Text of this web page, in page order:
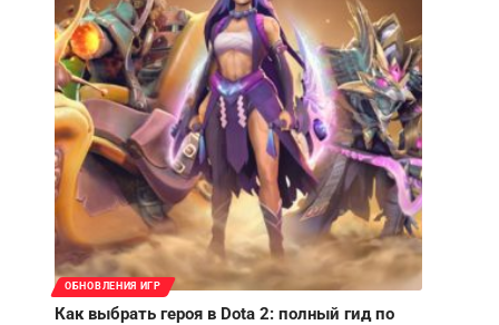
ОБНОВЛЕНИЯ ИГР
Как выбрать героя в Dota 2: полный гид по